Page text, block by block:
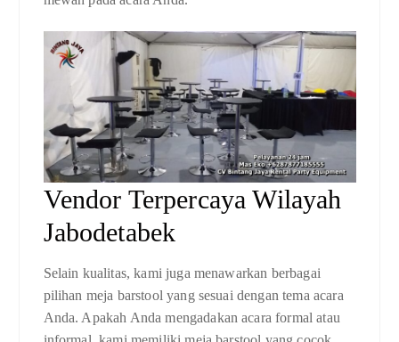
Vendor Terpercaya Wilayah
Jabodetabek
Selain kualitas, kami juga menawarkan berbagai
pilihan meja barstool yang sesuai dengan tema acara
Anda. Apakah Anda mengadakan acara formal atau